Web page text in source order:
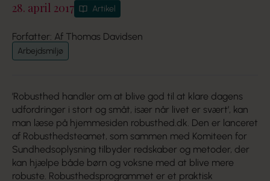
28. april 2017 Artikel
Forfatter: Af Thomas Davidsen
Arbejdsmiljø
’Robusthed handler om at blive god til at klare dagens
udfordringer i stort og småt, især når livet er svært’, kan
man læse på hjemmesiden robusthed.dk. Den er lanceret
af Robusthedsteamet, som sammen med Komiteen for
Sundhedsoplysning tilbyder redskaber og metoder, der
kan hjælpe både børn og voksne med at blive mere
robuste. Robusthedsprogrammet er et praktisk